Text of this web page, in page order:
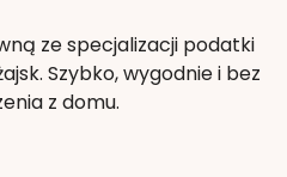
ze specjalizacji podatki
. Szybko, wygodnie i bez
z domu.